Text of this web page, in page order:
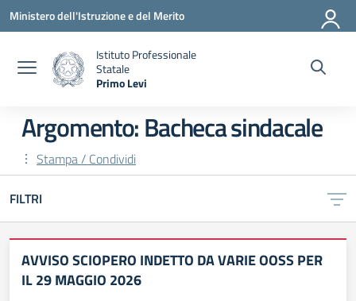
Vai ai contenuti
Vai al menu di navigazione
Vai al footer
Ministero dell'Istruzione e del Merito
Istituto Professionale
Statale
Primo Levi
Argomento: Bacheca sindacale
Stampa / Condividi
FILTRI
AVVISO SCIOPERO INDETTO DA VARIE OOSS PER
IL 29 MAGGIO 2026